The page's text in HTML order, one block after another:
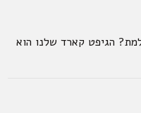
הגיפט קארד שלנו הוא